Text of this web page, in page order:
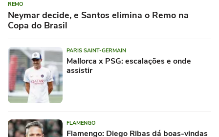
REMO
Neymar decide, e Santos elimina o Remo na
Copa do Brasil
PARIS SAINT-GERMAIN
Mallorca x PSG: escalações e onde
assistir
FLAMENGO
Flamengo: Diego Ribas dá boas-vindas